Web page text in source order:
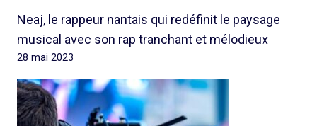
Neaj, le rappeur nantais qui redéfinit le paysage
musical avec son rap tranchant et mélodieux
28 mai 2023